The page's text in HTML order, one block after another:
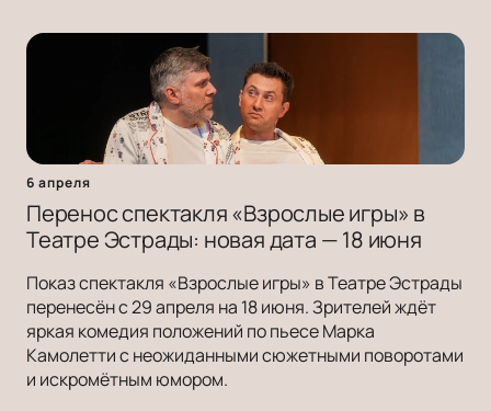
6 апреля
Перенос спектакля «Взрослые игры» в
Театре Эстрады: новая дата — 18 июня
Показ спектакля «Взрослые игры» в Театре Эстрады
перенесён с 29 апреля на 18 июня. Зрителей ждёт
яркая комедия положений по пьесе Марка
Камолетти с неожиданными сюжетными поворотами
и искромётным юмором.